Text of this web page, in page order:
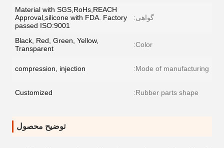
گواهی:
Material with SGS,RoHs,REACH
Approval,silicone with FDA. Factory
passed ISO:9001
Color:
Black, Red, Green, Yellow,
Transparent
Mode of manufacturing:
compression, injection
Rubber parts shape:
Customized
توضیح محصول